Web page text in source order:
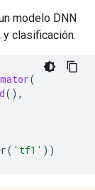
modelo DNN
clasificación.
(
(),
( 'tf1' ))